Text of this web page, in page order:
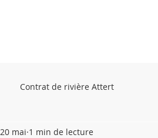
Contrat de rivière Attert
20 mai 1 min de lecture